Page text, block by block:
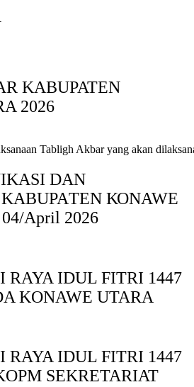
KABUPATEN
2026
Tabligh Akbar yang akan
DAN
ΚΟNAWE
April 2026
RAYA IDUL FITRI 1447
KONAWE UTARA
RAYA IDUL FITRI 1447
SEKRETARIAT